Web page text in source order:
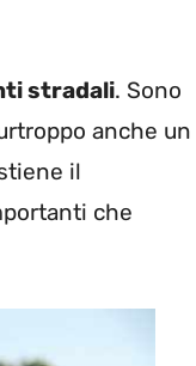
stradali. Sono
anche un
il
che